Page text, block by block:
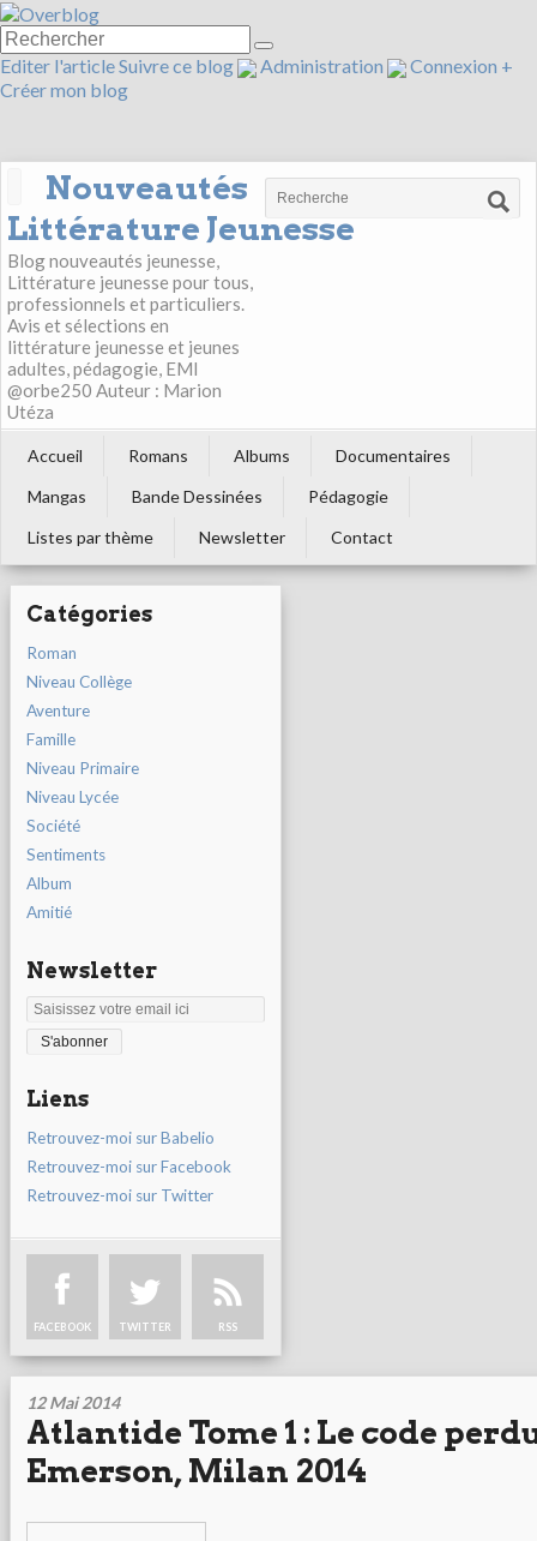
Editer l'articleSuivre ce blog Administration Connexion +
Créer mon blog
Nouveautés
Littérature Jeunesse
Blog nouveautés jeunesse,
Littérature jeunesse pour tous,
professionnels et particuliers.
Avis et sélections en
littérature jeunesse et jeunes
adultes, pédagogie, EMI
@orbe250 Auteur : Marion
Utéza
Accueil Romans Albums
Documentaires
Mangas
Bande Dessinées
Pédagogie
Listes par thème
Newsletter Contact
Catégories
Roman
Niveau Collège
Aventure
Famille
Niveau Primaire
Niveau Lycée
Société
Sentiments
Album
Amitié
Newsletter
Liens
Retrouvez-moi sur Babelio
Retrouvez-moi sur Facebook
Retrouvez-moi sur Twitter
FACEBOOK TWITTER RSS
12 Mai 2014
Atlantide Tome 1 : Le code
Emerson, Milan 2014